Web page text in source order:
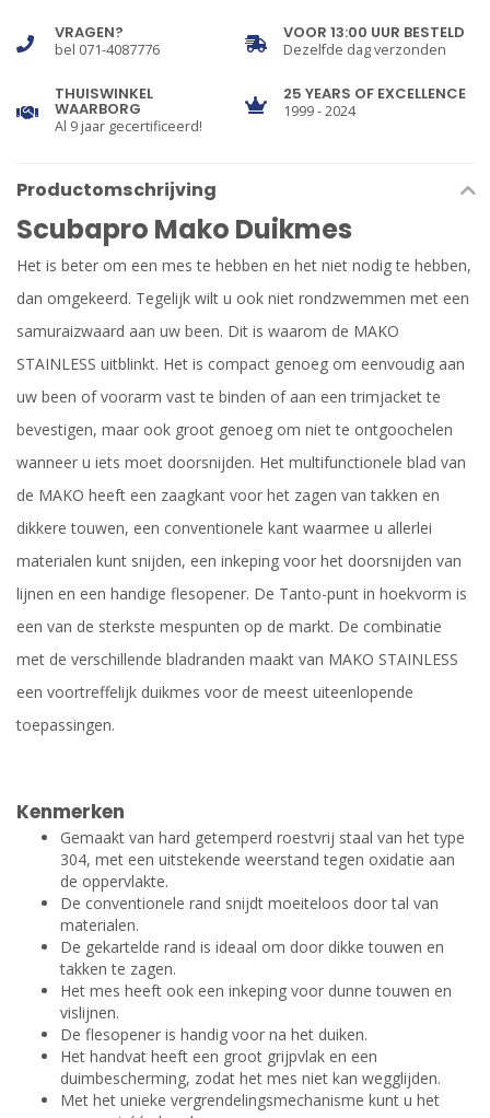
VRAGEN?
bel 071-4087776
VOOR 13:00 UUR BESTELD
Dezelfde dag verzonden
THUISWINKEL
WAARBORG
Al 9 jaar gecertificeerd!
25 YEARS OF EXCELLENCE
1999 - 2024
Productomschrijving
Scubapro Mako Duikmes
Het is beter om een mes te hebben en het niet nodig te hebben,
dan omgekeerd. Tegelijk wilt u ook niet rondzwemmen met een
samuraizwaard aan uw been. Dit is waarom de MAKO
STAINLESS uitblinkt. Het is compact genoeg om eenvoudig aan
uw been of voorarm vast te binden of aan een trimjacket te
bevestigen, maar ook groot genoeg om niet te ontgoochelen
wanneer u iets moet doorsnijden. Het multifunctionele blad van
de MAKO heeft een zaagkant voor het zagen van takken en
dikkere touwen, een conventionele kant waarmee u allerlei
materialen kunt snijden, een inkeping voor het doorsnijden van
lijnen en een handige flesopener. De Tanto-punt in hoekvorm is
een van de sterkste mespunten op de markt. De combinatie
met de verschillende bladranden maakt van MAKO STAINLESS
een voortreffelijk duikmes voor de meest uiteenlopende
toepassingen.
Kenmerken
Gemaakt van hard getemperd roestvrij staal van het type
304, met een uitstekende weerstand tegen oxidatie aan
de oppervlakte.
De conventionele rand snijdt moeiteloos door tal van
materialen.
De gekartelde rand is ideaal om door dikke touwen en
takken te zagen.
Het mes heeft ook een inkeping voor dunne touwen en
vislijnen.
De flesopener is handig voor na het duiken.
Het handvat heeft een groot grijpvlak en een
duimbescherming, zodat het mes niet kan wegglijden.
Met het unieke vergrendelingsmechanisme kunt u het